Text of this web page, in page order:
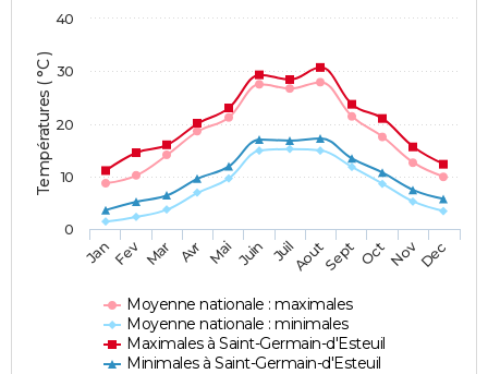
Températures ( °C )
Moyenne nationale : maximales
Moyenne nationale : minimales
Maximales à Saint-Germain-d'Esteuil
Minimales à Saint-Germain-d'Esteuil
JanFev Mar Avr Mai Juin JuilAoutSept OctNovDec
0
10
20
30
40